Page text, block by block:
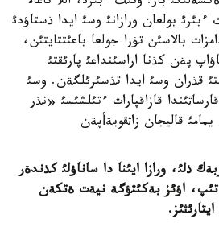
بولعان ورازانئ وسئ ايدا ذستاؤدئ
بالاسئن تؤرا جولعا باعئتتايتئن،
پةن كذنا اراسئنداعئ پارئقتئ
قذران وسئ ايدا تذسئرئلگةن. وسئ
قازاقپارات ءتئلشئسئ «نذر
قاليجان زاثقويةأپةن
ذلئ، ورازا ايئنا دا ساناؤلئ كذندةر
اؤئز بةكئتؤگة نيةت ةتكةن